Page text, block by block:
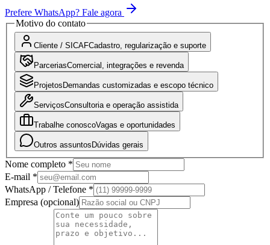
Prefere WhatsApp? Fale agora
Motivo do contato
Cliente / SICAFCadastro, regularização e suporte
ParceriasComercial, integrações e revenda
Projetos Demandas customizadas e escopo técnico
ServiçosConsultoria e operação assistida
Trabalhe conoscoVagas e oportunidades
Outros assuntos Dúvidas gerais
Nome completo *
E-mail *
WhatsApp / Telefone *
Empresa (opcional)